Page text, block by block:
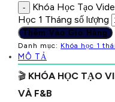
-
Khóa Học Tạo
Học 1 Tháng số lượng
Thêm Vào Giỏ Hàng
Danh mục: Khóa học 1
MÔ TẢ
🎬 KHÓA HỌC TẠO
VÀ F&B